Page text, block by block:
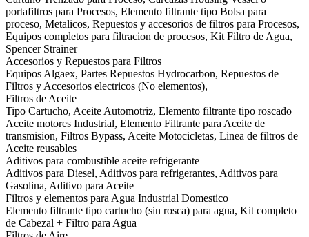
portafiltros para Procesos, Elemento filtrante tipo Bolsa para
proceso, Metalicos, Repuestos y accesorios de filtros para Procesos,
Equipos completos para filtracion de procesos, Kit Filtro de Agua,
Spencer Strainer
Accesorios y Repuestos para Filtros
Equipos Algaex, Partes Repuestos Hydrocarbon, Repuestos de
Filtros y Accesorios electricos (No elementos),
Filtros de Aceite
Tipo Cartucho, Aceite Automotriz, Elemento filtrante tipo roscado
Aceite motores Industrial, Elemento Filtrante para Aceite de
transmision, Filtros Bypass, Aceite Motocicletas, Linea de filtros de
Aceite reusables
Aditivos para combustible aceite refrigerante
Aditivos para Diesel, Aditivos para refrigerantes, Aditivos para
Gasolina, Aditivo para Aceite
Filtros y elementos para Agua Industrial Domestico
Elemento filtrante tipo cartucho (sin rosca) para agua, Kit completo
de Cabezal + Filtro para Agua